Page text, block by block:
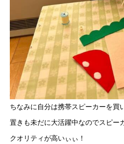
ちなみに自分は携帯スピーカーを買
置きも未だに大活躍中なのでスピー
クオリティが高いぃぃ！